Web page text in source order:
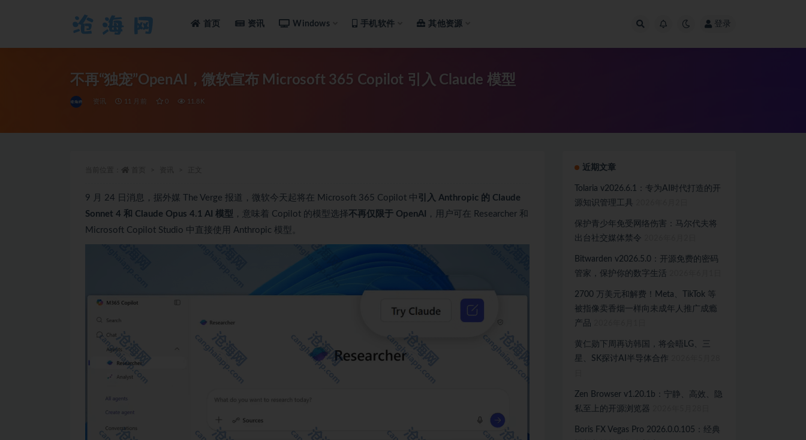
首页 资讯 Windows 手机软件 其他资源 登录
不再“独宠”OpenAI，微软宣布 Microsoft 365 Copilot 引入 Claude 模型
资讯 11 月前 0 11.8K
9 月 24 日消息，据外媒 The Verge 报道，微软今天起将在 Microsoft 365 Copilot 中 引入 Anthropic 的 Claude
Sonnet 4 和 Claude Opus 4.1 AI 模型 ，意味着 Copilot 的模型选择不再仅限于 OpenAI
，用户可在 Researcher 和
Microsoft Copilot Studio 中直接使用 Anthropic 模型。
近期文章
Tolaria v2026.6.1：专为AI时代打造的开
源知识管理工具
保护青少年免受网络伤害：马尔代夫将
出台社交媒体禁令
Bitwarden v2026.5.0：开源免费的密码
管家，保护你的数字生活
2700 万美元和解费！Meta、TikTok 等
被指像卖香烟一样向未成年人推广成瘾
产品
黄仁勋下周再访韩国，将会晤LG、三
星、SK探讨AI半导体合作
Zen Browser v1.20.1b：宁静、高效、隐
私至上的开源浏览器
Boris FX Vegas Pro 2026.0.0.105：经典